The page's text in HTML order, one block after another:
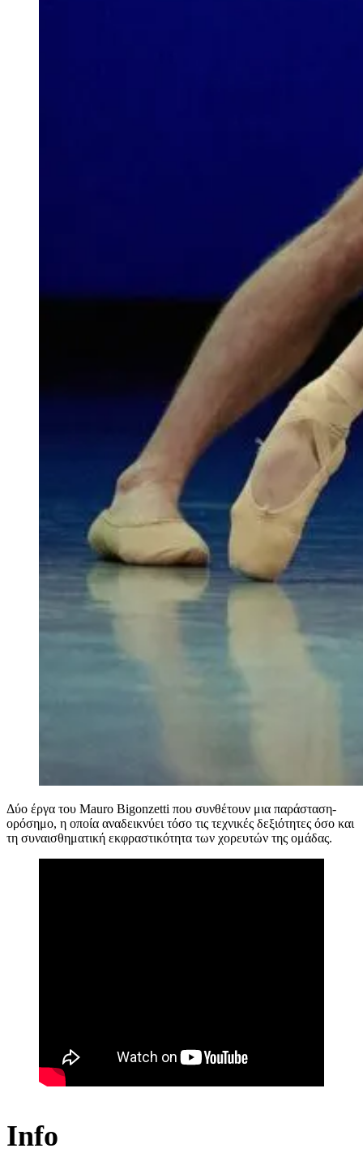
Δύο έργα του Mauro Bigonzetti που συνθέτουν μια παράσταση-
ορόσημο, η οποία αναδεικνύει τόσο τις τεχνικές δεξιότητες όσο και
τη συναισθηματική εκφραστικότητα των χορευτών της ομάδας.
Info